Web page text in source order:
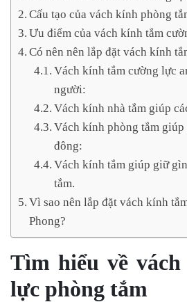
Cấu tạo của vách kính phòng
Ưu điểm của vách kính tắm
Có nên nên lắp đặt vách kính
Vách kính tắm cường lực
người:
Vách kính nhà tắm giúp
Vách kính phòng tắm
đông:
Vách kính tắm giúp giữ
tắm.
Vì sao nên lắp đặt vách kính
Phong?
Tìm hiểu về
lực phòng tắm